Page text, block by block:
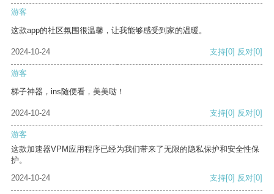
游客
这款app的社区氛围很温馨，让我能够感受到家的温暖。
2024-10-24 支持[0] 反对[0]
游客
梯子神器，ins随便看，美美哒！
2024-10-24 支持[0] 反对[0]
游客
这款加速器VPM应用程序已经为我们带来了无限的隐私保护和安全性保
护。
2024-10-24
支持[0] 反对[0]